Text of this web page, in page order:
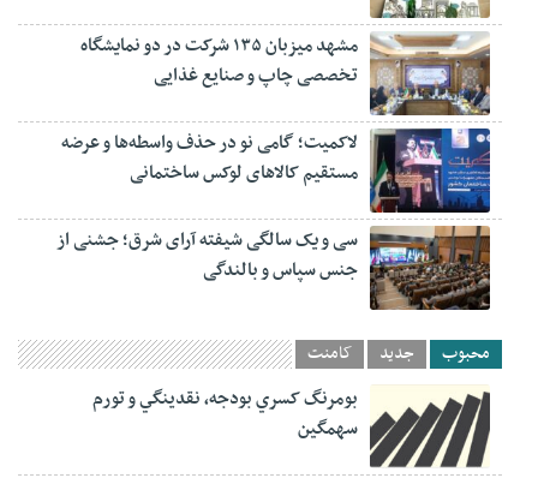
مشهد میزبان ۱۳۵ شرکت در دو نمایشگاه
تخصصی چاپ و صنایع غذایی
لاکمیت؛ گامی نو در حذف واسطه‌ها و عرضه
مستقیم کالاهای لوکس ساختمانی
سی و یک سالگی شیفته آرای شرق؛ جشنی از
جنس سپاس و بالندگی
محبوب جدید کامنت
بومرنگ کسري بودجه، نقدينگي و تورم
سهمگين